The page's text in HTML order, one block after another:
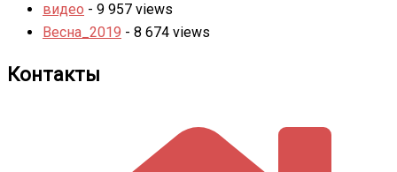
видео - 9 957 views
Весна_2019 - 8 674 views
Контакты